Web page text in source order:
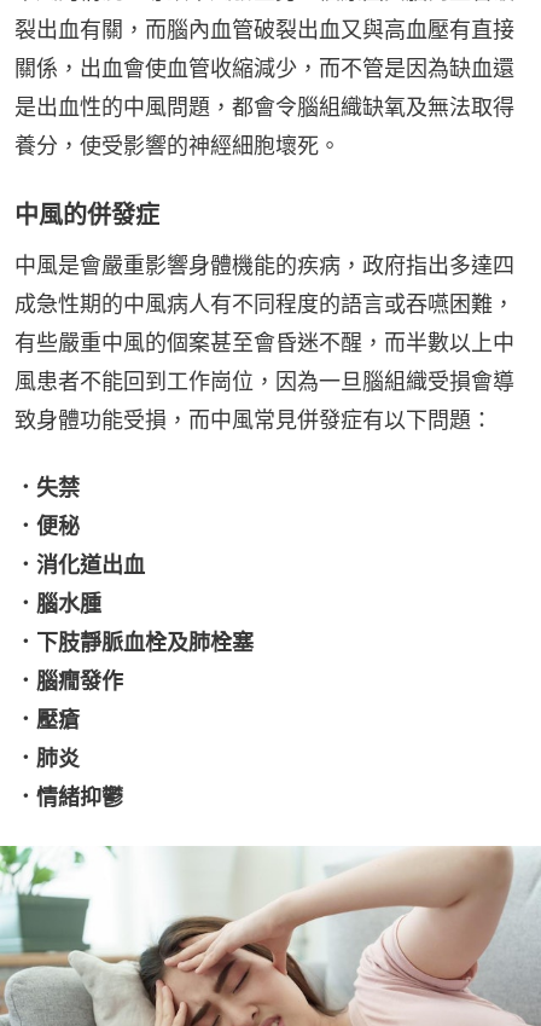
裂出血有關，而腦內血管破裂出血又與高血壓有直接
關係，出血會使血管收縮減少，而不管是因為缺血還
是出血性的中風問題，都會令腦組織缺氧及無法取得
養分，使受影響的神經細胞壞死。
中風的併發症
中風是會嚴重影響身體機能的疾病，政府指出多達四
成急性期的中風病人有不同程度的語言或吞嚥困難，
有些嚴重中風的個案甚至會昏迷不醒，而半數以上中
風患者不能回到工作崗位，因為一旦腦組織受損會導
致身體功能受損，而中風常見併發症有以下問題：
．失禁
．便秘
．消化道出血
．腦水腫
．下肢靜脈血栓及肺栓塞
．腦癇發作
．壓瘡
．肺炎
．情緒抑鬱